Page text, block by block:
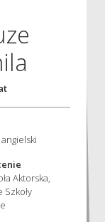
Aktorska,
Szkoły